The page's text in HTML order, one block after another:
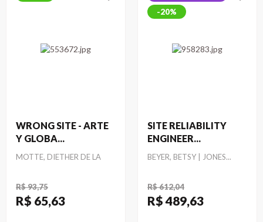
WRONG SITE - ARTE
Y GLOBA...
Autor
MOTTE, DIETHER DE LA
R$ 93,75
R$ 65,63
20%
SITE RELIABILITY
ENGINEER...
Autor
BEYER, BETSY | JONES...
R$ 612,04
R$ 489,63